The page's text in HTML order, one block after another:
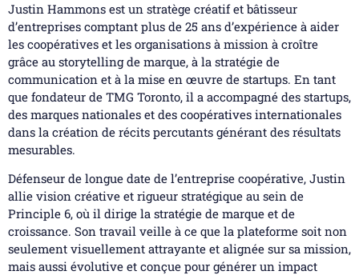
Justin Hammons est un stratège créatif et bâtisseur
d’entreprises comptant plus de 25 ans d’expérience à aider
les coopératives et les organisations à mission à croître
grâce au storytelling de marque, à la stratégie de
communication et à la mise en œuvre de startups. En tant
que fondateur de TMG Toronto, il a accompagné des startups,
des marques nationales et des coopératives internationales
dans la création de récits percutants générant des résultats
mesurables.
Défenseur de longue date de l’entreprise coopérative, Justin
allie vision créative et rigueur stratégique au sein de
Principle 6, où il dirige la stratégie de marque et de
croissance. Son travail veille à ce que la plateforme soit non
seulement visuellement attrayante et alignée sur sa mission,
mais aussi évolutive et conçue pour générer un impact